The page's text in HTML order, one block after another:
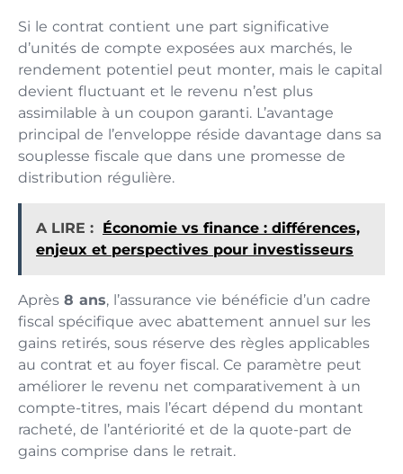
Si le contrat contient une part significative
d’unités de compte exposées aux marchés, le
rendement potentiel peut monter, mais le capital
devient fluctuant et le revenu n’est plus
assimilable à un coupon garanti. L’avantage
principal de l’enveloppe réside davantage dans sa
souplesse fiscale que dans une promesse de
distribution régulière.
A LIRE : Économie vs finance : différences,
enjeux et perspectives pour investisseurs
Après 8 ans, l’assurance vie bénéficie d’un cadre
fiscal spécifique avec abattement annuel sur les
gains retirés, sous réserve des règles applicables
au contrat et au foyer fiscal. Ce paramètre peut
améliorer le revenu net comparativement à un
compte-titres, mais l’écart dépend du montant
racheté, de l’antériorité et de la quote-part de
gains comprise dans le retrait.